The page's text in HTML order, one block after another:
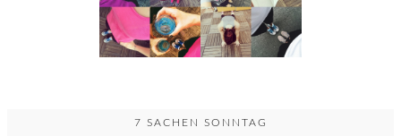
7 SACHEN SONNTAG